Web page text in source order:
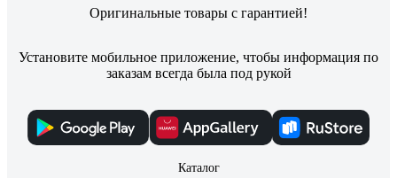
Оригинальные товары с гарантией!
Установите мобильное приложение, чтобы информация по
заказам всегда была под рукой
Каталог